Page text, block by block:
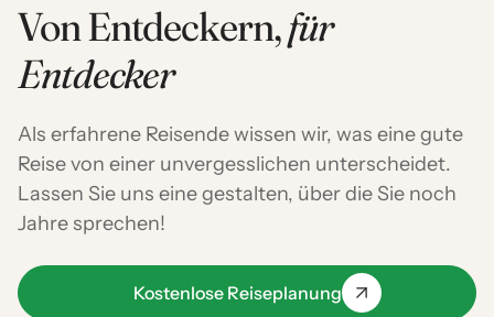
Von Entdeckern,für
Entdecker
Als erfahrene Reisende wissen wir, was eine gute
Reise von einer unvergesslichen unterscheidet.
Lassen Sie uns eine gestalten, über die Sie noch
Jahre sprechen!
Kostenlose Reiseplanung